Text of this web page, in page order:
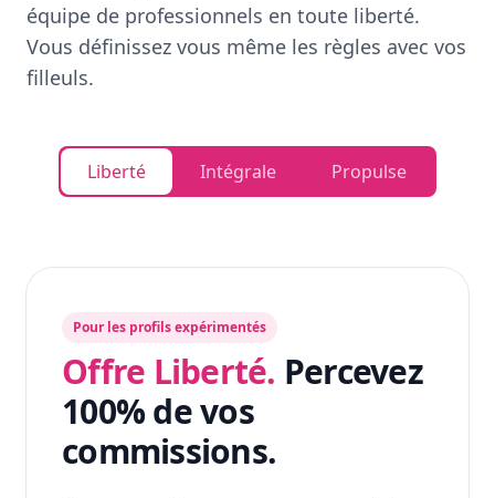
équipe de professionnels en toute liberté.
Vous définissez vous même les règles avec vos
filleuls.
Liberté Intégrale Propulse
Pour les profils expérimentés
Offre Liberté. Percevez
100% de vos
commissions.